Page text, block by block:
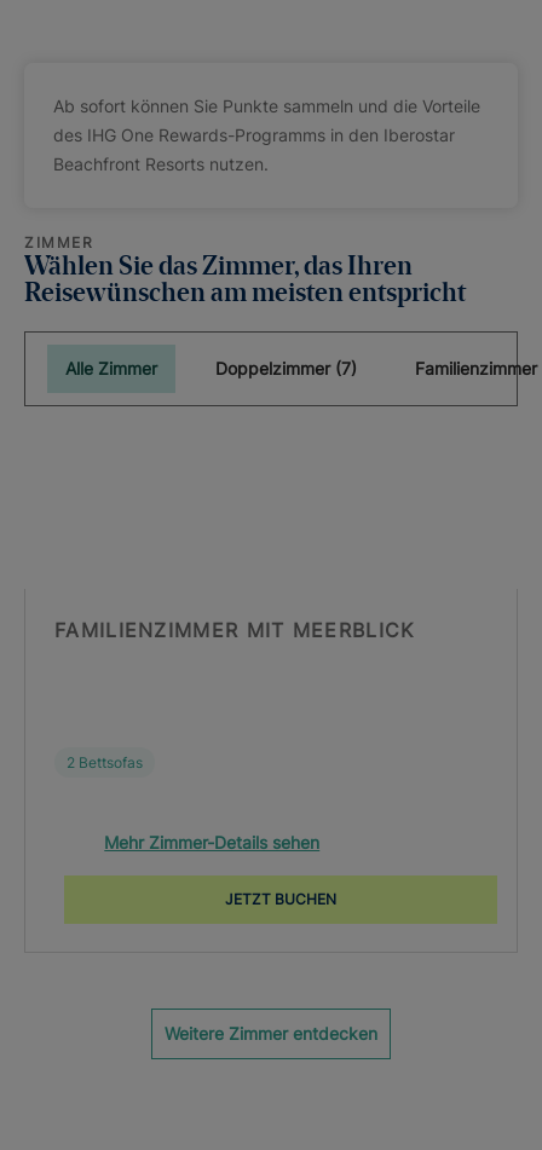
Ab sofort können Sie Punkte sammeln und die Vorteile
des IHG One Rewards-Programms in den Iberostar
Beachfront Resorts nutzen.
ZIMMER
Wählen Sie das Zimmer, das Ihren
Reisewünschen am meisten entspricht
Alle Zimmer Doppelzimmer (7)
FAMILIENZIMMER MIT MEERBLICK
2 Bettsofas
Mehr Zimmer-Details sehen
JETZT BUCHEN
Weitere Zimmer entdecken